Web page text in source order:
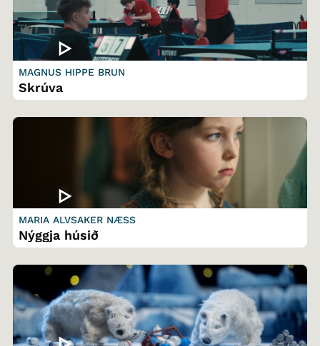
MAGNUS HIPPE BRUN
Skrúva
MARIA ALVSAKER NÆSS
Nýggja húsið